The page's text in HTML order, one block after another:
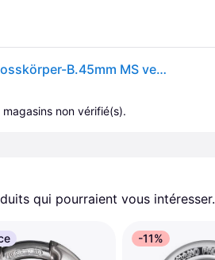
Zylindervorhangschloss 222 45, Schlosskörper-B.45mm MS versch.-schl.BURG-WÄCHTER
magasins non vérifié(s).
qui pourraient vous intéresser.
-11%